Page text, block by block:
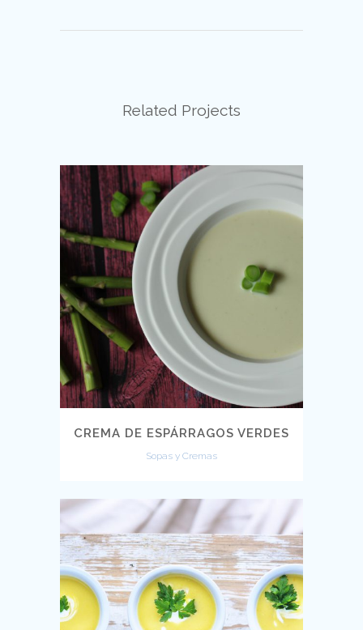
Related Projects
CREMA DE ESPÁRRAGOS VERDES
Sopas y Cremas